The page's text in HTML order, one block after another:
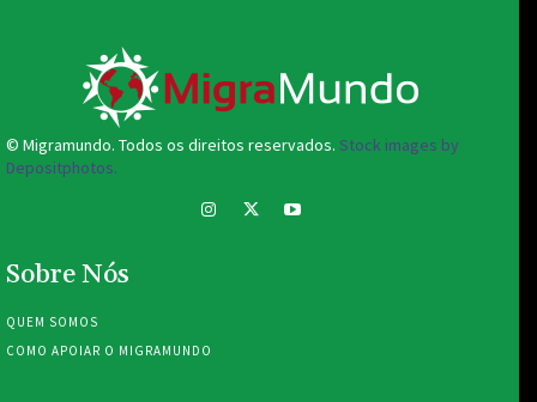
© Migramundo. Todos os direitos reservados. Stock images by
Depositphotos.
Sobre Nós
QUEM SOMOS
COMO APOIAR O MIGRAMUNDO